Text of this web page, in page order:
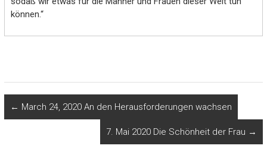
können.“
← March 24, 2020 An den Herausforderungen wachsen
7. Mai 2020 Die Schönheit der Frau →